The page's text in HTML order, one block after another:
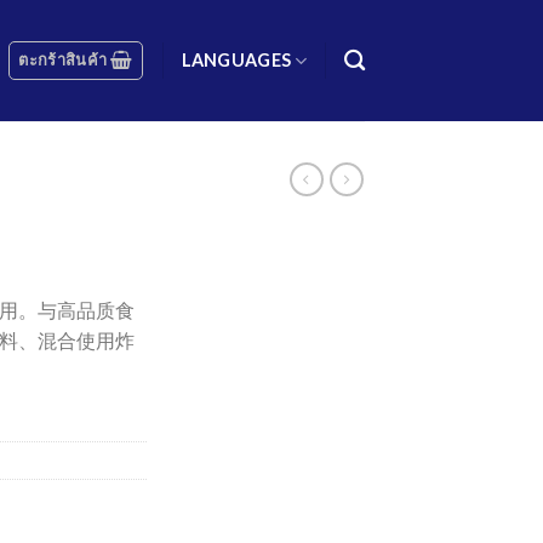
ตะกร้าสินค้า LANGUAGES
。与高品质食
、混合使用炸